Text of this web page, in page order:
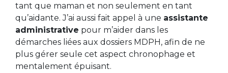
tant que maman et non seulement en tant
qu’aidante. J’ai aussi fait appel à une assistante
administrative pour m’aider dans les
démarches liées aux dossiers MDPH, afin de ne
plus gérer seule cet aspect chronophage et
mentalement épuisant.